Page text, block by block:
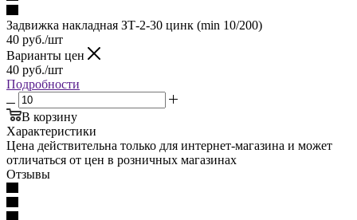
Задвижка накладная ЗТ-2-30 цинк (min 10/200)
40 руб./шт
Варианты цен
40 руб./шт
Подробности
В корзину
Характеристики
Цена действительна только для интернет-магазина и может
отличаться от цен в розничных магазинах
Отзывы